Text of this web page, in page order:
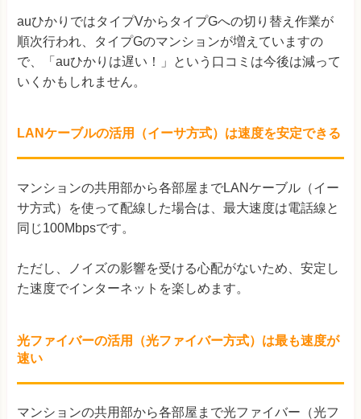
auひかりではタイプVからタイプGへの切り替え作業が
順次行われ、タイプGのマンションが増えていますの
で、「auひかりは遅い！」という口コミは今後は減って
いくかもしれません。
LANケーブルの活用（イーサ方式）は速度を安定できる
マンションの共用部から各部屋までLANケーブル（イー
サ方式）を使って配線した場合は、最大速度は電話線と
同じ100Mbpsです。
ただし、ノイズの影響を受ける心配がないため、安定し
た速度でインターネットを楽しめます。
光ファイバーの活用（光ファイバー方式）は最も速度が
速い
マンションの共用部から各部屋まで光ファイバー（光フ